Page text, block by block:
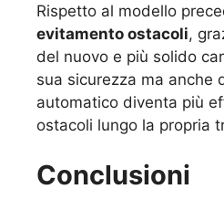
Rispetto al modello
evitamento ostacoli,
del nuovo e più solido
sua sicurezza ma anche
automatico diventa più
ostacoli lungo la propria
Conclusioni